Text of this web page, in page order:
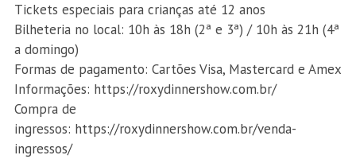
Tickets especiais para crianças até 12 anos
Bilheteria no local: 10h às 18h (2ª e 3ª) / 10h às 21h (4ª
a domingo)
Formas de pagamento: Cartões Visa, Mastercard e Amex
Informações: https://roxydinnershow.com.br/
Compra de
ingressos: https://roxydinnershow.com.br/venda-
ingressos/